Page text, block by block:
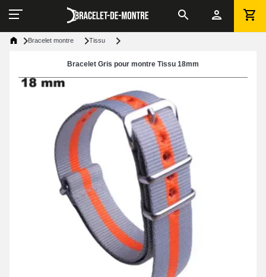
Bracelet montre Tissu
Bracelet Gris pour montre Tissu 18mm